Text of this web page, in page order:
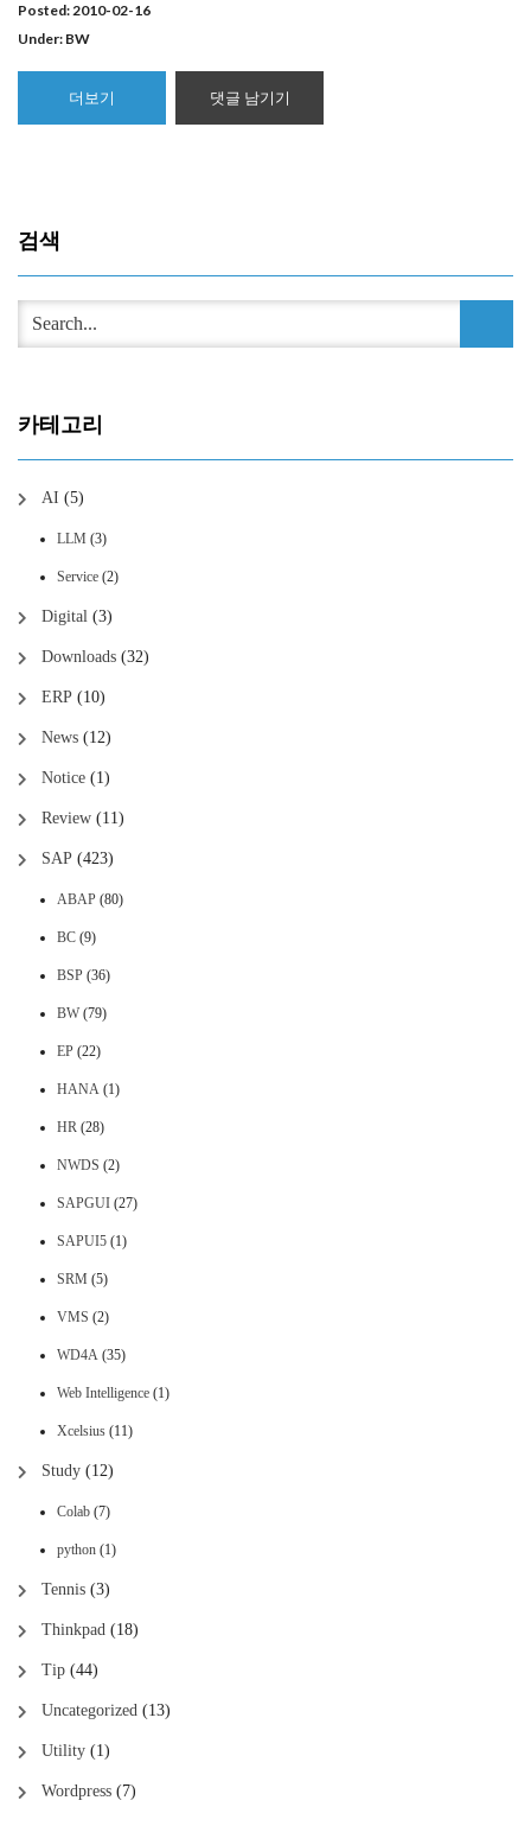
Posted: 2010-02-16
Under: BW
더보기 댓글 남기기
검색
카테고리
AI (5)
LLM (3)
Service (2)
Digital (3)
Downloads (32)
ERP (10)
News (12)
Notice (1)
Review (11)
SAP (423)
ABAP (80)
BC (9)
BSP (36)
BW (79)
EP (22)
HANA (1)
HR (28)
NWDS (2)
SAPGUI (27)
SAPUI5 (1)
SRM (5)
VMS (2)
WD4A (35)
Web Intelligence (1)
Xcelsius (11)
Study (12)
Colab (7)
python (1)
Tennis (3)
Thinkpad (18)
Tip (44)
Uncategorized (13)
Utility (1)
Wordpress (7)